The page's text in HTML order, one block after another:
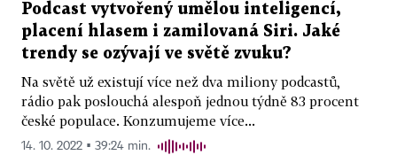
Podcast vytvořený umělou inteligencí,
placení hlasem i zamilovaná Siri. Jaké
trendy se ozývají ve světě zvuku?
Na světě už existují více než dva miliony podcastů,
rádio pak poslouchá alespoň jednou týdně 83 procent
české populace. Konzumujeme více...
14. 10. 2022 ▪ 39:24 min.